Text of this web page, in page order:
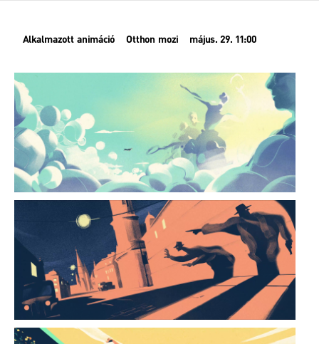
Alkalmazott animáció Otthon mozi május. 29. 11:00